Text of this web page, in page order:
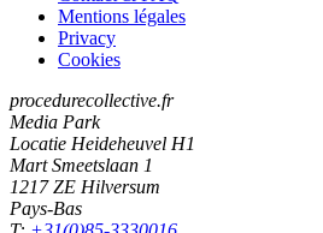
Mentions légales
Privacy
Cookies
procedurecollective.fr
Media Park
Locatie Heideheuvel H1
Mart Smeetslaan 1
1217 ZE Hilversum
Pays-Bas